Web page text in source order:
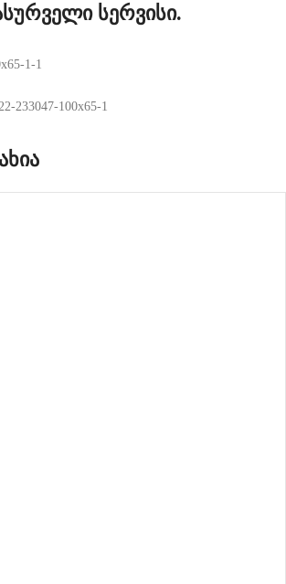
სერვისი.